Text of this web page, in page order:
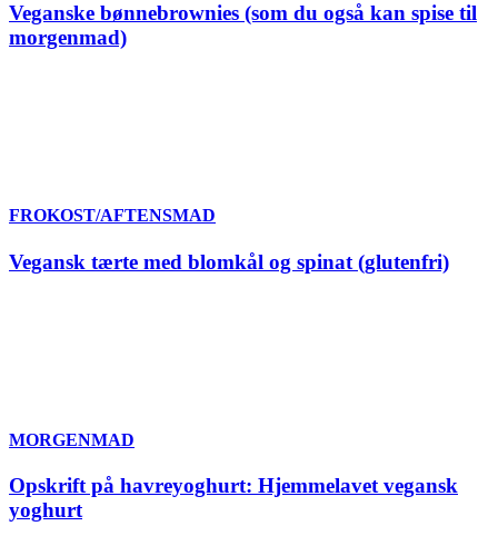
Veganske bønnebrownies (som du også kan spise til
morgenmad)
FROKOST/AFTENSMAD
Vegansk tærte med blomkål og spinat (glutenfri)
MORGENMAD
Opskrift på havreyoghurt: Hjemmelavet vegansk
yoghurt